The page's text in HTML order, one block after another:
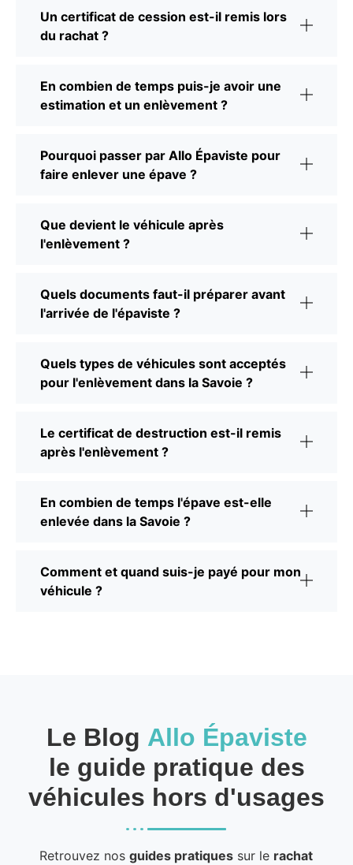
Un certificat de cession est-il remis lors
du rachat ?
En combien de temps puis-je avoir une
estimation et un enlèvement ?
Pourquoi passer par Allo Épaviste pour
faire enlever une épave ?
Que devient le véhicule après
l'enlèvement ?
Quels documents faut-il préparer avant
l'arrivée de l'épaviste ?
Quels types de véhicules sont acceptés
pour l'enlèvement dans la Savoie ?
Le certificat de destruction est-il remis
après l'enlèvement ?
En combien de temps l'épave est-elle
enlevée dans la Savoie ?
Comment et quand suis-je payé pour mon
véhicule ?
Le Blog Allo Épaviste
le guide pratique des
véhicules hors d'usages
Retrouvez nosguides pratiques sur le rachat